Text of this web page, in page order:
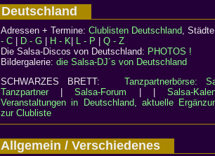
Deutschland
Adressen + Termine: Clublisten Deutschland,
- C
D - G H - K L - P
Q - Z
Die Salsa-Discos von Deutschland: PHOTOS !
Bildergalerie: die Salsa-DJ´s von Deutschland
SCHWARZES BRETT:Tanzpartnerbörse:
Tanzpartner|Salsa-Forum | |Salsa-
Veranstaltungen in Deutschland, aktuelle
zur Clubliste
Allgemein / Verschiedenes